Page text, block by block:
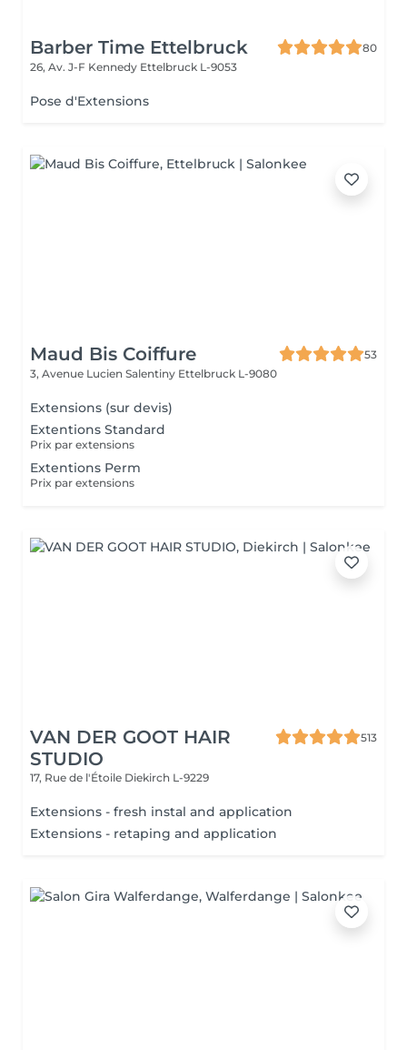
Barber Time Ettelbruck
80
26, Av. J-F Kennedy Ettelbruck L-9053
Pose d'Extensions
Maud Bis Coiffure
53
3, Avenue Lucien Salentiny Ettelbruck L-9080
Extensions (sur devis)
Extentions Standard
Prix par extensions
Extentions Perm
Prix par extensions
VAN DER GOOT HAIR
STUDIO
513
17, Rue de l'Étoile Diekirch L-9229
Extensions - fresh instal and application
Extensions - retaping and application